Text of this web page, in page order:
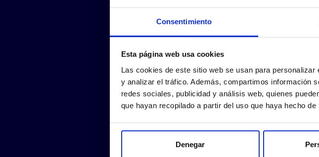
Consentimiento
Esta página web usa cookies
Las cookies de este sitio web se usan para
y analizar el tráfico. Además, compartimos información
redes sociales, publicidad y análisis web, quienes
que hayan recopilado a partir del uso que haya hecho
Denegar